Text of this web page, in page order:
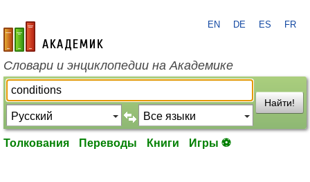
academic.ru
EN DE ES FR
Словари и энциклопедии на Академике
Найти!
Толкования Переводы Книги Игры ⚽